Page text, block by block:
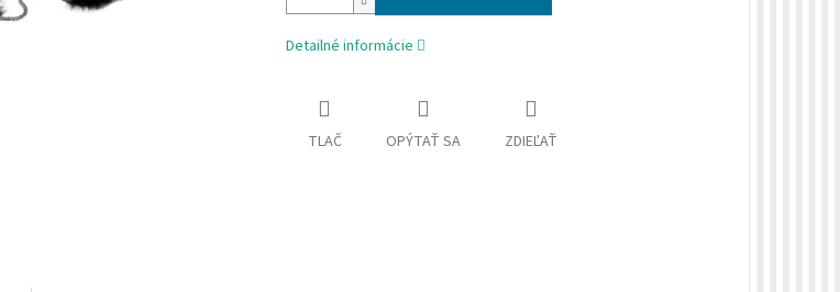
Detailné informácie
TLAČ OPÝTAŤ SA ZDIEĽAŤ